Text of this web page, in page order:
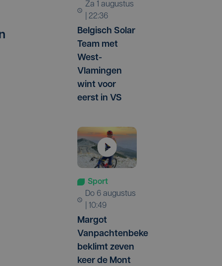
za 1 augustus
| 22:36
Belgisch Solar
Team met
West-
Vlamingen
wint voor
eerst in VS
Sport
do 6 augustus
| 10:49
Margot
Vanpachtenbeke
beklimt zeven
keer de Mont